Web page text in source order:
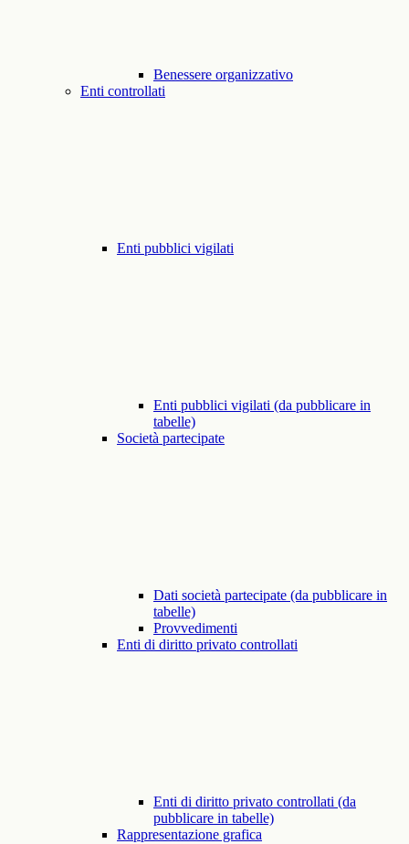
Benessere organizzativo
Enti controllati
Enti pubblici vigilati
Enti pubblici vigilati (da pubblicare in
tabelle)
Società partecipate
Dati società partecipate (da pubblicare in
tabelle)
Provvedimenti
Enti di diritto privato controllati
Enti di diritto privato controllati (da
pubblicare in tabelle)
Rappresentazione grafica